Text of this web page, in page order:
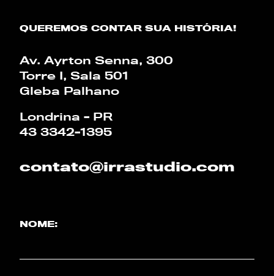
PT
QUEREMOS CONTAR SUA HISTÓRIA!
Av. Ayrton Senna, 300
Torre I, Sala 501
Gleba Palhano
Londrina - PR
43 3342-1395
contato@irrastudio.com
NOME: